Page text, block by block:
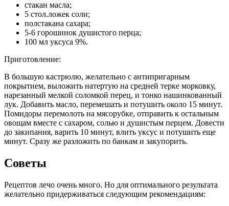
стакан масла;
5 стол.ложек соли;
полстакана сахара;
5-6 горошинок душистого перца;
100 мл уксуса 9%.
Приготовление:
В большую кастрюлю, желательно с антипригарным
покрытием, выложить натертую на средней терке морковку,
нарезанный мелкой соломкой перец, и тонко нашинкованный
лук. Добавить масло, перемешать и потушить около 15 минут.
Помидоры перемолоть на мясорубке, отправить к остальным
овощам вместе с сахаром, солью и душистым перцем. Довести
до закипания, варить 10 минут, влить уксус и потушить еще
минут. Сразу же разложить по банкам и закупорить.
Советы
Рецептов лечо очень много. Но для оптимального результата
желательно придерживаться следующим рекомендациям: